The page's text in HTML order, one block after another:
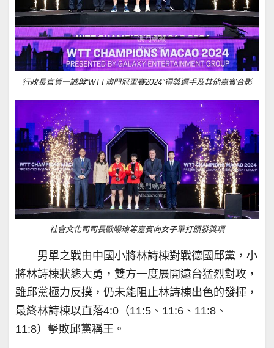
行政長官賀一誠與“WTT澳門冠軍賽2024”得獎選手及其他嘉賓合影
社會文化司司長歐陽瑜等嘉賓向女子單打頒發獎項
男單之戰由中國小將林詩棟對戰德國邱黨，小
將林詩棟狀態大勇，雙方一度展開遠台猛烈對攻，
雖邱黨極力反撲，仍未能阻止林詩棟出色的發揮，
最終林詩棟以直落4:0（11:5、11:6、11:8、
11:8）擊敗邱黨稱王。